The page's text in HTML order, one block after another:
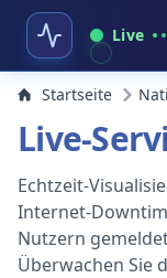
Live
Startseite
Live-
Echtzeit-
Internet-
Nutzern
Überwachen Sie